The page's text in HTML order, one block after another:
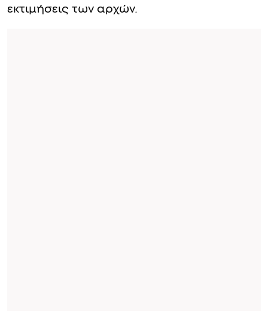
εκτιμήσεις των αρχών.